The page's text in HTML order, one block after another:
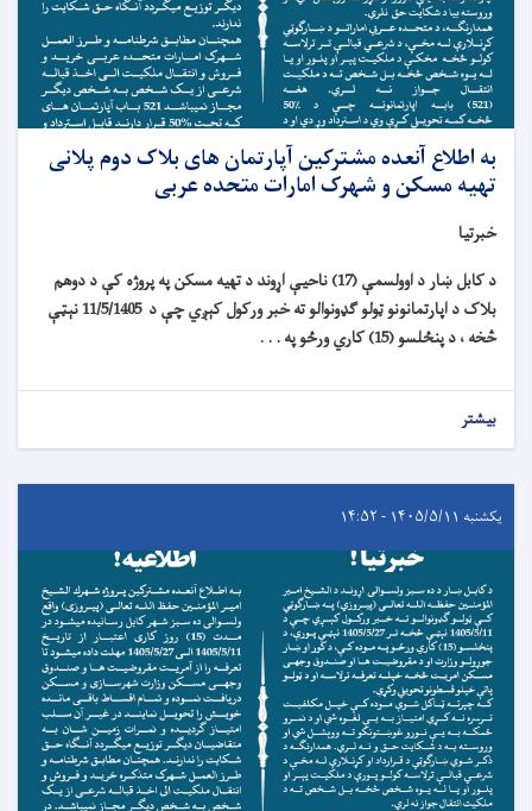
به اطلاع آنعده مشترکین آپارتمان های بلاک دوم پلانی
تهیه مسکن و شهرک امارات متحده عربی
خبرتیا
د کابل ښار د اوولسمې (17) ناحیې اړوند د تهیه مسکن په پروژه کې د دوهم
بلاک د اپارتمانونو ټولو ګډونوالو ته خبر ورکول کېږي چې د 11/5/1405 نېټې
څخه ، د پنځلسو (15) کاري ورځو په . . .
بیشتر
یکشنبه ۱۴۰۵/۵/۱۱ - ۱۴:۵۲